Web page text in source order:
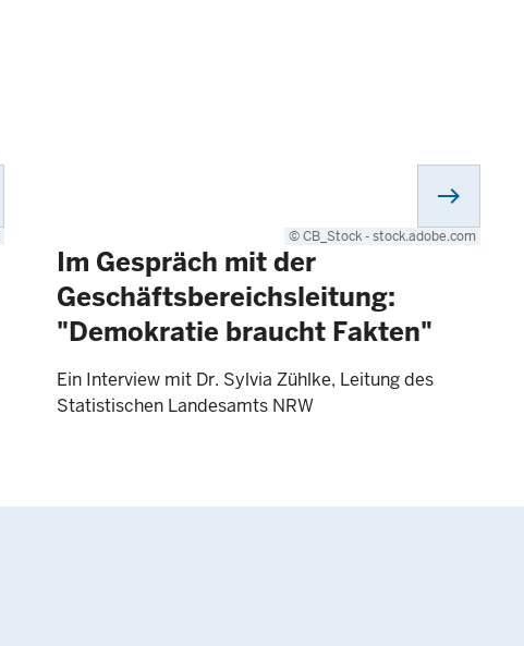
© CB_Stock - stock.adobe.com
east
Im Gespräch mit der
Geschäftsbereichsleitung:
"Demokratie braucht Fakten"
Ein Interview mit Dr. Sylvia Zühlke, Leitung des
Statistischen Landesamts NRW